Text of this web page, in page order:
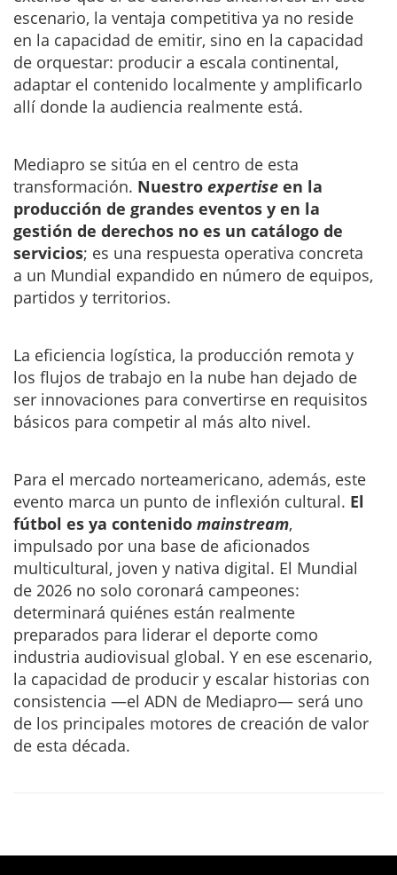
escenario, la ventaja competitiva ya no reside
en la capacidad de emitir, sino en la capacidad
de orquestar: producir a escala continental,
adaptar el contenido localmente y amplificarlo
allí donde la audiencia realmente está.
Mediapro se sitúa en el centro de esta
transformación. Nuestro expertise en la
producción de grandes eventos y en la
gestión de derechos no es un catálogo de
servicios; es una respuesta operativa concreta
a un Mundial expandido en número de equipos,
partidos y territorios.
La eficiencia logística, la producción remota y
los flujos de trabajo en la nube han dejado de
ser innovaciones para convertirse en requisitos
básicos para competir al más alto nivel.
Para el mercado norteamericano, además, este
evento marca un punto de inflexión cultural. El
fútbol es ya contenido mainstream,
impulsado por una base de aficionados
multicultural, joven y nativa digital. El Mundial
de 2026 no solo coronará campeones:
determinará quiénes están realmente
preparados para liderar el deporte como
industria audiovisual global. Y en ese escenario,
la capacidad de producir y escalar historias con
consistencia —el ADN de Mediapro— será uno
de los principales motores de creación de valor
de esta década.